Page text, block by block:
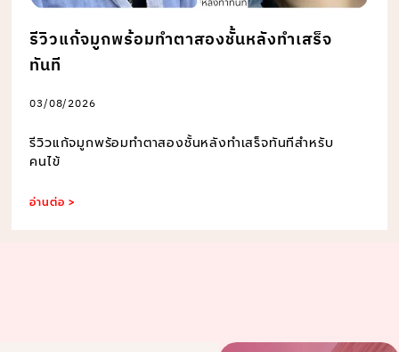
รีวิวแก้จมูกพร้อมทำตาสองชั้นหลังทำเสร็จ
ทันที
03/08/2026
รีวิวแก้จมูกพร้อมทำตาสองชั้นหลังทำเสร็จทันทีสำหรับ
คนไข้
อ่านต่อ >